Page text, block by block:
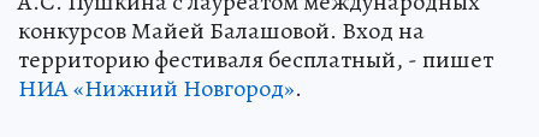
конкурсов Майей Балашовой. Вход на
территорию фестиваля бесплатный, - пишет
НИА «Нижний Новгород».